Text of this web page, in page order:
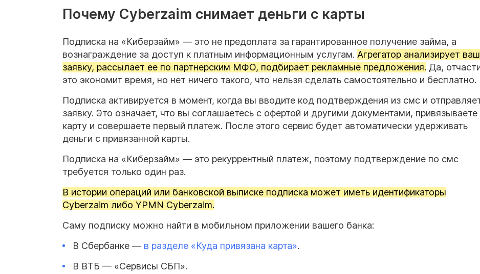
Почему Cyberzaim снимает деньги с карты
Подписка на «Киберзайм» — это не предоплата за гарантированное получение займа, а
вознаграждение за доступ к платным информационным услугам. Агрегатор анализирует
заявку, рассылает ее по партнерским МФО, подбирает рекламные предложения. Да,
это экономит время, но нет ничего такого, что нельзя сделать самостоятельно и бесплатно.
Подписка активируется в момент, когда вы вводите код подтверждения из смс и
заявку. Это означает, что вы соглашаетесь с офертой и другими документами, привязываете
карту и совершаете первый платеж. После этого сервис будет автоматически удерживать
деньги с привязанной карты.
Подписка на «Киберзайм» — это рекуррентный платеж, поэтому подтверждение по смс
требуется только один раз.
В истории операций или банковской выписке подписка может иметь идентификаторы
Cyberzaim либо YPMN Cyberzaim.
Саму подписку можно найти в мобильном приложении вашего банка:
В Сбербанке — в разделе «Куда привязана карта».
В ВТБ — «Сервисы СБП».